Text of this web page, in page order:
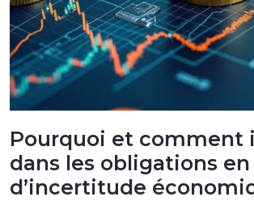
Pourquoi et comment
dans les obligations
d’incertitude